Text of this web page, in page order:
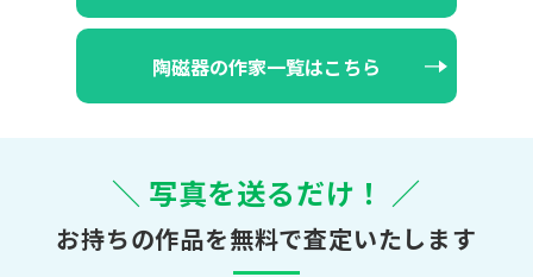
陶磁器の作家一覧はこちら
＼ 写真を送るだけ！ ／
お持ちの作品を無料で査定いたします